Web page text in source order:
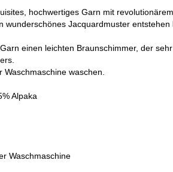
hochwertiges Garn mit
wunderschönes Jacquardmuster entstehen
einen leichten Braunschimmer, der
waschen.
Alpaka
Waschmaschine